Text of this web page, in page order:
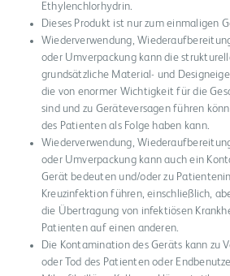
Ethylenchlorhydrin.
Dieses Produkt ist nur zum einmaligen
Wiederverwendung,
oder Umverpackung kann die
grundsätzliche Material- und
die von enormer Wichtigkeit für die
sind und zu Geräteversagen führen
des Patienten als Folge haben kann.
Wiederverwendung,
oder Umverpackung kann auch ein
Gerät bedeuten und/oder zu
Kreuzinfektion führen, einschließlich,
die Übertragung von infektiösen
Patienten auf einen anderen.
Die Kontamination des Geräts kann zu
oder Tod des Patienten oder